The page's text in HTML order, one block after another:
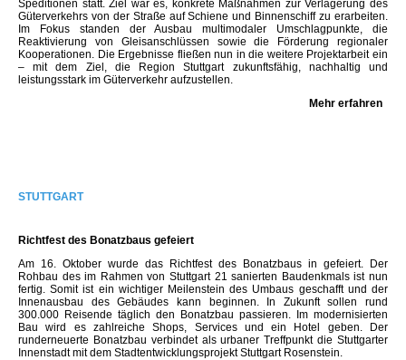
Speditionen statt. Ziel war es, konkrete Maßnahmen zur Verlagerung des
Güterverkehrs von der Straße auf Schiene und Binnenschiff zu erarbeiten.
Im Fokus standen der Ausbau multimodaler Umschlagpunkte, die
Reaktivierung von Gleisanschlüssen sowie die Förderung regionaler
Kooperationen. Die Ergebnisse fließen nun in die weitere Projektarbeit ein
– mit dem Ziel, die Region Stuttgart zukunftsfähig, nachhaltig und
leistungsstark im Güterverkehr aufzustellen.
Mehr erfahren
STUTTGART
Richtfest des Bonatzbaus gefeiert
Am 16. Oktober wurde das Richtfest des Bonatzbaus in gefeiert. Der
Rohbau des im Rahmen von Stuttgart 21 sanierten Baudenkmals ist nun
fertig. Somit ist ein wichtiger Meilenstein des Umbaus geschafft und der
Innenausbau des Gebäudes kann beginnen. In Zukunft sollen rund
300.000 Reisende täglich den Bonatzbau passieren. Im modernisierten
Bau wird es zahlreiche Shops, Services und ein Hotel geben. Der
runderneuerte Bonatzbau verbindet als urbaner Treffpunkt die Stuttgarter
Innenstadt mit dem Stadtentwicklungsprojekt Stuttgart Rosenstein.